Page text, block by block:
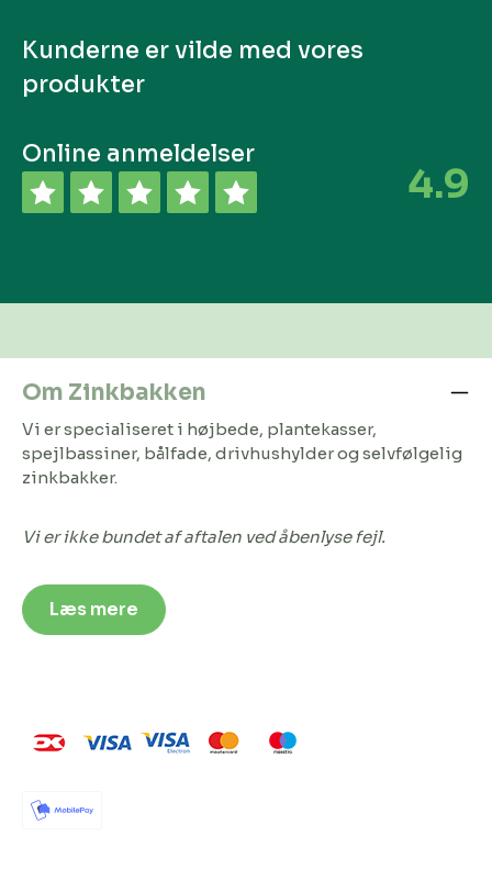
Kunderne er vilde med vores
produkter
Online anmeldelser
4.9
Om Zinkbakken
Vi er specialiseret i højbede, plantekasser,
spejlbassiner, bålfade, drivhushylder og selvfølgelig
zinkbakker.
Vi er ikke bundet af aftalen ved åbenlyse fejl.
Læs mere